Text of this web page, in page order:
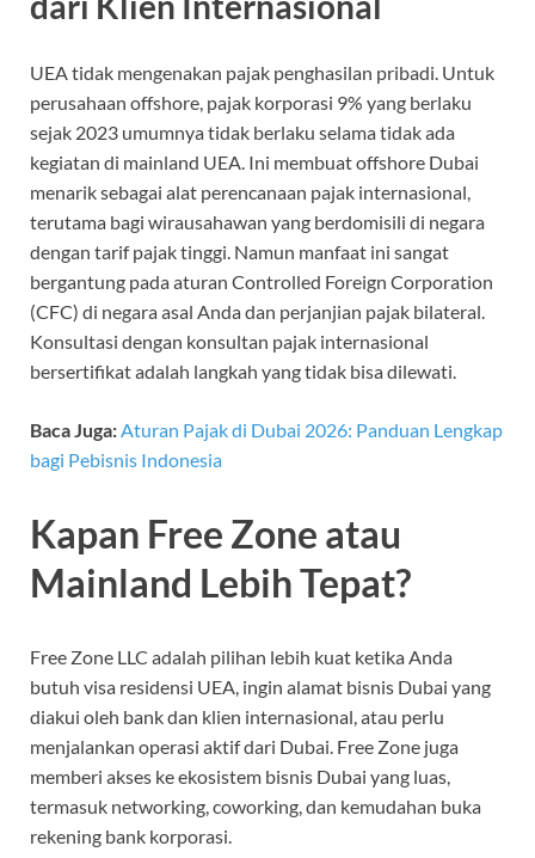
UEA tidak mengenakan pajak penghasilan pribadi. Untuk
perusahaan offshore, pajak korporasi 9% yang berlaku
sejak 2023 umumnya tidak berlaku selama tidak ada
kegiatan di mainland UEA. Ini membuat offshore Dubai
menarik sebagai alat perencanaan pajak internasional,
terutama bagi wirausahawan yang berdomisili di negara
dengan tarif pajak tinggi. Namun manfaat ini sangat
bergantung pada aturan Controlled Foreign Corporation
(CFC) di negara asal Anda dan perjanjian pajak bilateral.
Konsultasi dengan konsultan pajak internasional
bersertifikat adalah langkah yang tidak bisa dilewati.
Baca Juga:Aturan Pajak di Dubai 2026: Panduan Lengkap
bagi Pebisnis Indonesia
Kapan Free Zone atau
Mainland Lebih Tepat?
Free Zone LLC adalah pilihan lebih kuat ketika Anda
butuh visa residensi UEA, ingin alamat bisnis Dubai yang
diakui oleh bank dan klien internasional, atau perlu
menjalankan operasi aktif dari Dubai. Free Zone juga
memberi akses ke ekosistem bisnis Dubai yang luas,
termasuk networking, coworking, dan kemudahan buka
rekening bank korporasi.